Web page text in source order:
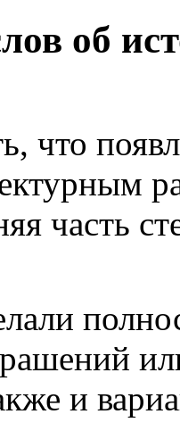
об
что
часть
и